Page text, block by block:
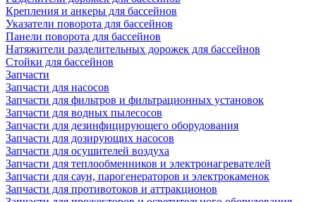
Крепления и анкеры для бассейнов
Указатели поворота для бассейнов
Панели поворота для бассейнов
Натяжители разделительных дорожек для бассейнов
Стойки для бассейнов
Запчасти
Запчасти для насосов
Запчасти для фильтров и фильтрационных установок
Запчасти для водных пылесосов
Запчасти для дезинфицирующего оборудования
Запчасти для дозирующих насосов
Запчасти для осушителей воздуха
Запчасти для теплообменников и электронагревателей
Запчасти для саун, парогенераторов и электрокаменок
Запчасти для противотоков и аттракционов